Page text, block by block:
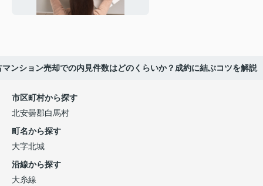
マンション売却での内見件数はどのくらいか？成約に結ぶコツを解説
市区町村から探す
北安曇郡白馬村
町名から探す
大字北城
沿線から探す
大糸線